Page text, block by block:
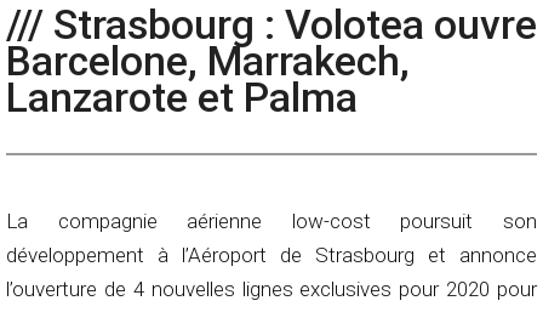
/// Strasbourg : Volotea ouvre
Barcelone, Marrakech,
Lanzarote et Palma
La compagnie aérienne low-cost poursuit son
développement à l’Aéroport de Strasbourg et annonce
l’ouverture de 4 nouvelles lignes exclusives pour 2020 pour